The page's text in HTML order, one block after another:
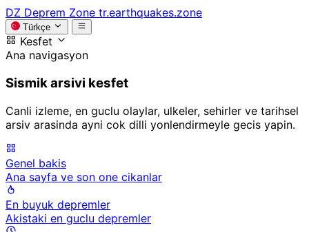
DZ Deprem Zone tr.earthquakes.zone
Türkçe
Kesfet
Ana navigasyon
Sismik arsivi kesfet
Canli izleme, en guclu olaylar, ulkeler, sehirler ve tarihsel
arsiv arasinda ayni cok dilli yonlendirmeyle gecis yapin.
Genel bakis
Ana sayfa ve son one cikanlar
En buyuk depremler
Akistaki en guclu depremler